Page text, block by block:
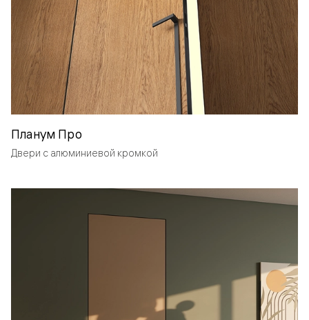
Планум Про
Двери с алюминиевой кромкой